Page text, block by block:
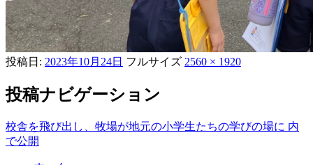
投稿日: 2023年10月24日 フルサイズ 2560 × 1920
投稿ナビゲーション
校舎を飛び出し、牧場が地元の小学生たちの学びの場に 内
で公開